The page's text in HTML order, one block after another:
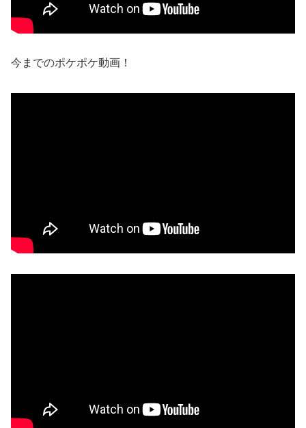
今までのポケポケ動画！